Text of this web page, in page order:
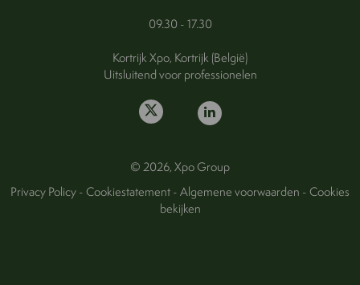
09.30 - 17.30
Kortrijk Xpo, Kortrijk (België)
Uitsluitend voor professionelen
© 2026, Xpo Group
Privacy Policy-Cookiestatement-Algemene voorwaarden -Cookies
bekijken